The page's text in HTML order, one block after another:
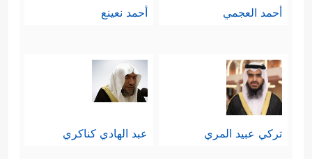
أحمد العجمي أحمد نعينع
تركي عبيد المري عبد الهادي كناكري